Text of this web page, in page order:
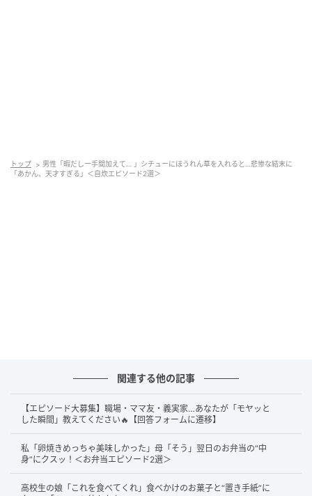
手羽元の骨で毒沼感がアップ
トップ
男性「暇だし一手間加えて… 」シチューにほうれん草を入れると…悲惨な結末に
「あかん、天才すぎる」＜自炊エピソード2選＞
関連する他の記事
【エピソード大募集】職場・ママ友・義実家…あなたが「モヤッと
した瞬間」教えてください🔥【回答フォームに遷移】
私「卵焼きめっちゃ美味しかった」母「そう」翌日のお弁当の“中
身”にクスッ！＜お弁当エピソード2選＞
高校生の娘「これを食べてくれ」食べかけのお菓子と“置き手紙”に